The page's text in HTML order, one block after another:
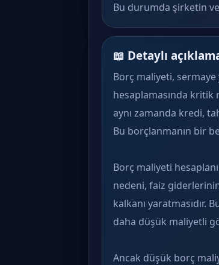
Bu durumda şirketin
📖 Detaylı
Borç maliyeti, sermaye
hesaplamasında kritik
aynı zamanda kredi,
Bu borçlanmanın bir
Borç maliyeti
nedeni, faiz
kalkanı yaratmasıdır.
daha düşük maliyetli
Ancak düşük borç